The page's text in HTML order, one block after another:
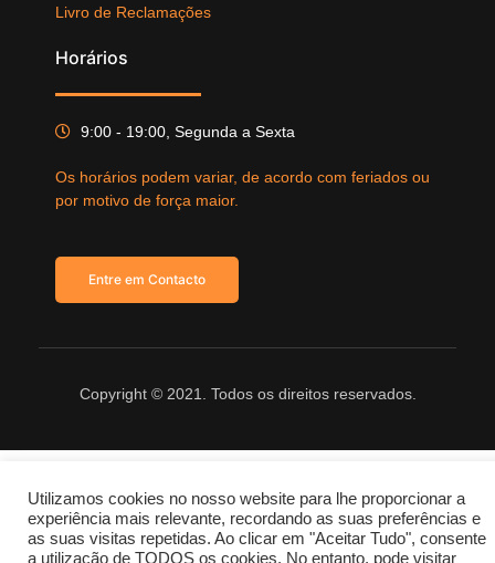
Livro de Reclamações
Horários
9:00 - 19:00, Segunda a Sexta
Os horários podem variar, de acordo com feriados ou
por motivo de força maior.
Entre em Contacto
Copyright © 2021. Todos os direitos reservados.
Utilizamos cookies no nosso website para lhe proporcionar a
experiência mais relevante, recordando as suas preferências e
as suas visitas repetidas. Ao clicar em "Aceitar Tudo", consente
a utilização de TODOS os cookies. No entanto, pode visitar